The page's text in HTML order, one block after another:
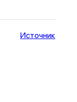
Источник